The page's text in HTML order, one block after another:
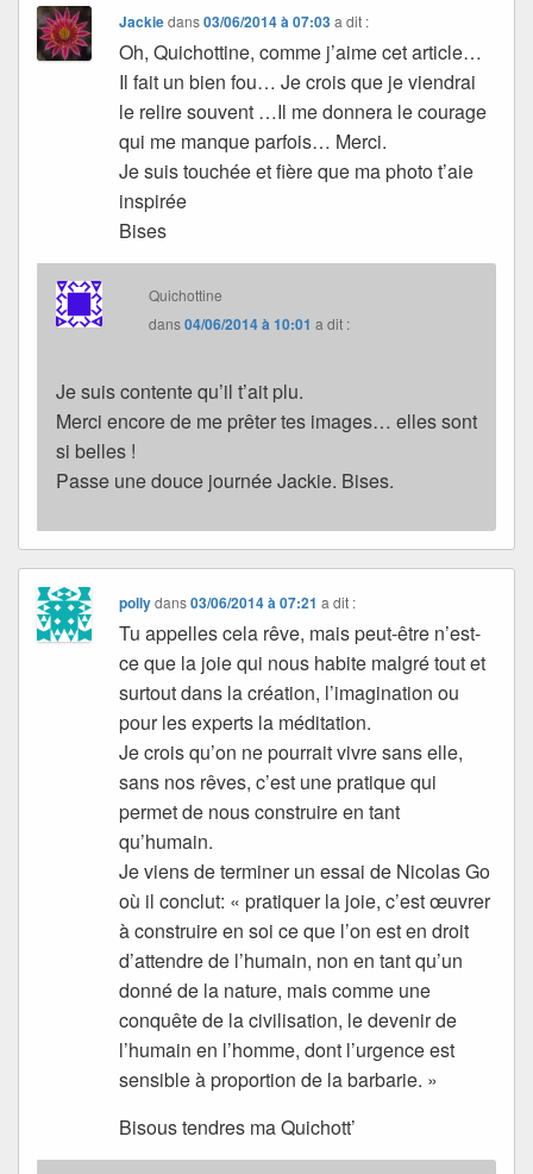
Jackiedans03/06/2014 à 07:03 a dit :
Oh, Quichottine, comme j’aime cet article…
Il fait un bien fou… Je crois que je viendrai
le relire souvent …Il me donnera le courage
qui me manque parfois… Merci.
Je suis touchée et fière que ma photo t’aie
inspirée
Bises
Quichottine
dans04/06/2014 à 10:01 a dit :
Je suis contente qu’il t’ait plu.
Merci encore de me prêter tes images… elles sont
si belles !
Passe une douce journée Jackie. Bises.
pollydans03/06/2014 à 07:21 a dit :
Tu appelles cela rêve, mais peut-être n’est-
ce que la joie qui nous habite malgré tout et
surtout dans la création, l’imagination ou
pour les experts la méditation.
Je crois qu’on ne pourrait vivre sans elle,
sans nos rêves, c’est une pratique qui
permet de nous construire en tant
qu’humain.
Je viens de terminer un essai de Nicolas Go
où il conclut: « pratiquer la joie, c’est œuvrer
à construire en soi ce que l’on est en droit
d’attendre de l’humain, non en tant qu’un
donné de la nature, mais comme une
conquête de la civilisation, le devenir de
l’humain en l’homme, dont l’urgence est
sensible à proportion de la barbarie. »
Bisous tendres ma Quichott’